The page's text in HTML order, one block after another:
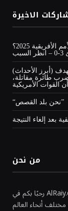
الاخيرة
لماذا تم تجريد السنغال من لقب كأس الأمم الأفريقية 2025؟ CAF يمنح
(أبرز الأحداث) الأخبار العاجلة اليوم، 15 مارس: غارة إيرانية تستهدف
طائرة مقاتلة،
“نحن بلد القصص”
بعد إلغاء النتيجة
من نحن
رحبًا بكم في AlRaiy.com، منصّتكم الرقمية الموثوقة لأحدث الأخبار